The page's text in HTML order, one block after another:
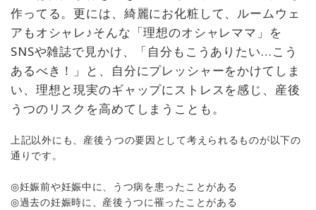
作ってる。更には、綺麗にお化粧して、ルームウェ
アもオシャレ♪そんな「理想のオシャレママ」を
SNSや雑誌で見かけ、「自分もこうありたい…こう
あるべき！」と、自分にプレッシャーをかけてしま
い、理想と現実のギャップにストレスを感じ、産後
うつのリスクを高めてしまうことも。
上記以外にも、産後うつの要因として考えられるものが以下の
通りです。
◎妊娠前や妊娠中に、うつ病を患ったことがある
◎過去の妊娠時に、産後うつに罹ったことがある